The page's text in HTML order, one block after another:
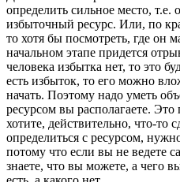
определить сильное место, т.е.
избыточный ресурс. Или, по
то хотя бы посмотреть, где он
начальном этапе придется
человека избытка нет, то это
есть избыток, то его можно
начать. Поэтому надо уметь
ресурсом вы располагаете.
хотите, действительно, что-то
определиться с ресурсом,
потому что если вы не ведете
знаете, что вы можете, а чего